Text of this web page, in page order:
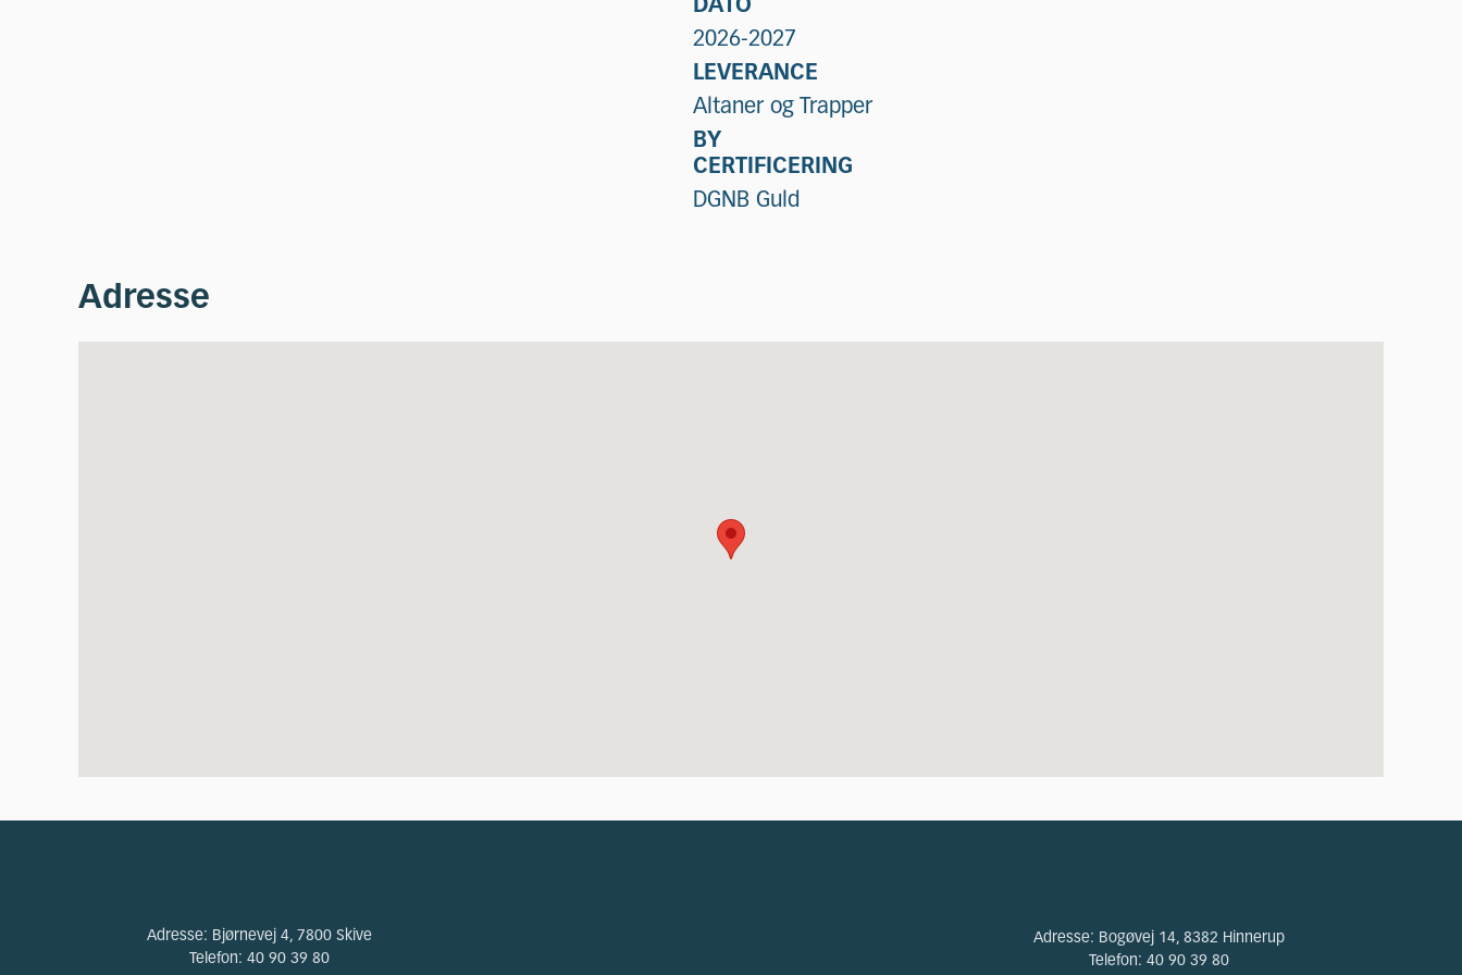
DATO
2026-2027
LEVERANCE
Altaner og Trapper
BY
CERTIFICERING
DGNB Guld
Adresse
Adresse: Bjørnevej 4, 7800 Skive
Telefon: 40 90 39 80
Adresse: Bogøvej 14, 8382 Hinnerup
Telefon: 40 90 39 80